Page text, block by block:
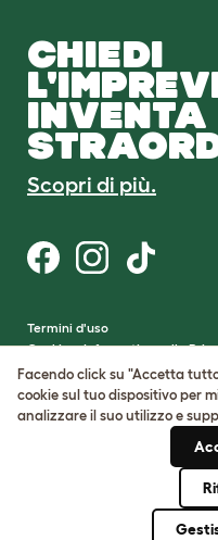
CHIEDI
INVENTA
Scopri di più.
Termini d'uso
Cookie e Informativa sulla
Cookie Settings
Mappa del sito
Numero di registrazione della
Facendo click su "Accetta
cookie sul tuo dispositivo per
analizzare il suo utilizzo e